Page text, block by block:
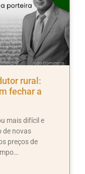
rural:
fechar a
mais difícil e
de novas
preços de